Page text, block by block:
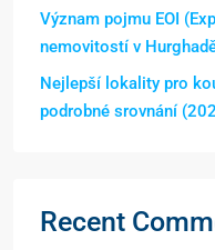
Význam pojmu EOI
nemovitostí v
Nejlepší lokality pro
podrobné srovnání
Recent